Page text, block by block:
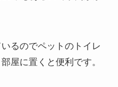
るのでペットのトイレ
屋に置くと便利です。